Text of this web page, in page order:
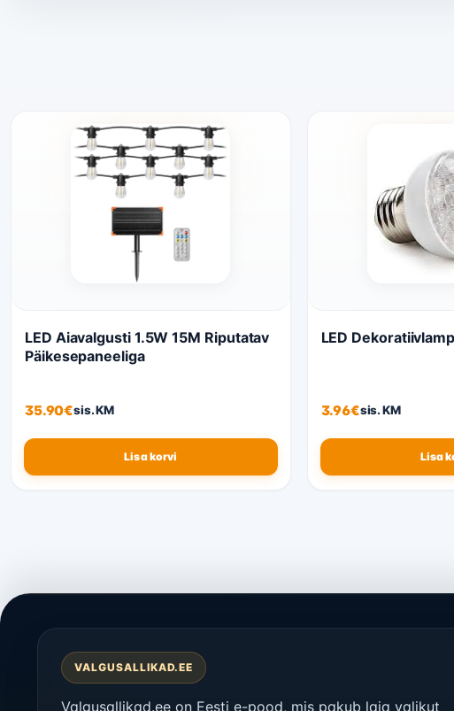
LED Aiavalgusti 1.5W 15M Riputatav
Päikesepaneeliga
35.90€sis. KM
Lisa korvi
LED
3.96€sis. KM
Lisa
VALGUSALLIKAD.EE
Valgusallikad.ee on Eesti e-pood, mis pakub laia valikut